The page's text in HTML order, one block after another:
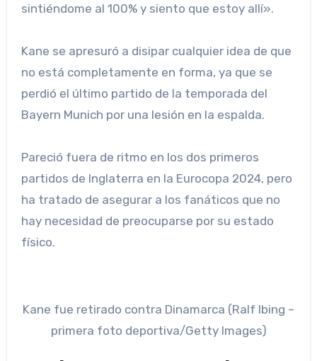
sintiéndome al 100% y siento que estoy allí».
Kane se apresuró a disipar cualquier idea de que
no está completamente en forma, ya que se
perdió el último partido de la temporada del
Bayern Munich por una lesión en la espalda.
Pareció fuera de ritmo en los dos primeros
partidos de Inglaterra en la Eurocopa 2024, pero
ha tratado de asegurar a los fanáticos que no
hay necesidad de preocuparse por su estado
físico.
Kane fue retirado contra Dinamarca (Ralf Ibing –
primera foto deportiva/Getty Images)